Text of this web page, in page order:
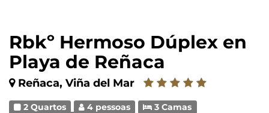
Rbkº Hermoso Dúplex en
Playa de Reñaca
Reñaca, Viña del Mar
2 Quartos 4 pessoas
3 Camas